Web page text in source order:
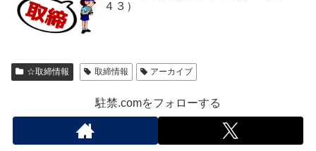
４３）
☆取締情報 取締情報 アーカイブ
駐禁.comをフォローする